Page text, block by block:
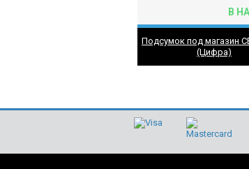
В
Подсумок под магазин
(Цифра)